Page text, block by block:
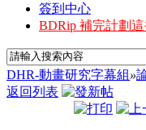
簽到中心
BDRip 補完計劃
DHR-動畫研究字幕組»
返回列表